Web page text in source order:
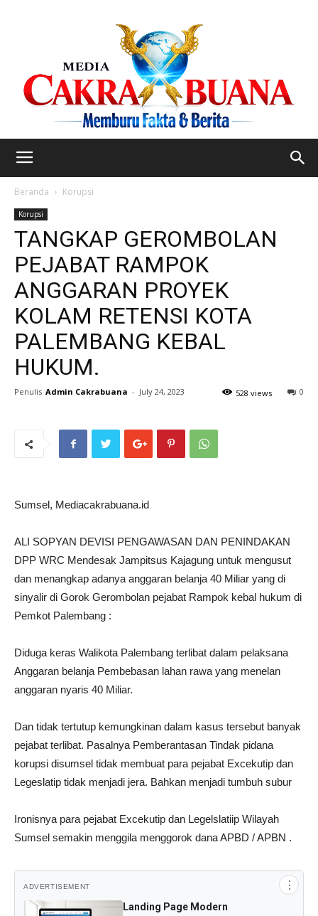
Beranda Korupsi
Korupsi
TANGKAP GEROMBOLAN
PEJABAT RAMPOK
ANGGARAN PROYEK
KOLAM RETENSI KOTA
PALEMBANG KEBAL
HUKUM.
Penulis Admin Cakrabuana - July 24, 2023 0
528 views
Sumsel, Mediacakrabuana.id
ALI SOPYAN DEVISI PENGAWASAN DAN PENINDAKAN
DPP WRC Mendesak Jampitsus Kajagung untuk mengusut
dan menangkap adanya anggaran belanja 40 Miliar yang di
sinyalir di Gorok Gerombolan pejabat Rampok kebal hukum di
Pemkot Palembang :
Diduga keras Walikota Palembang terlibat dalam pelaksana
Anggaran belanja Pembebasan lahan rawa yang menelan
anggaran nyaris 40 Miliar.
Dan tidak tertutup kemungkinan dalam kasus tersebut banyak
pejabat terlibat. Pasalnya Pemberantasan Tindak pidana
korupsi disumsel tidak membuat para pejabat Excekutip dan
Legeslatip tidak menjadi jera. Bahkan menjadi tumbuh subur
Ironisnya para pejabat Excekutip dan Legelslatiip Wilayah
Sumsel semakin menggila menggorok dana APBD / APBN .
ADVERTISEMENT ⋮
Landing Page Modern